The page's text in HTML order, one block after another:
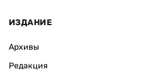
ИЗДАНИЕ
Архивы
Редакция